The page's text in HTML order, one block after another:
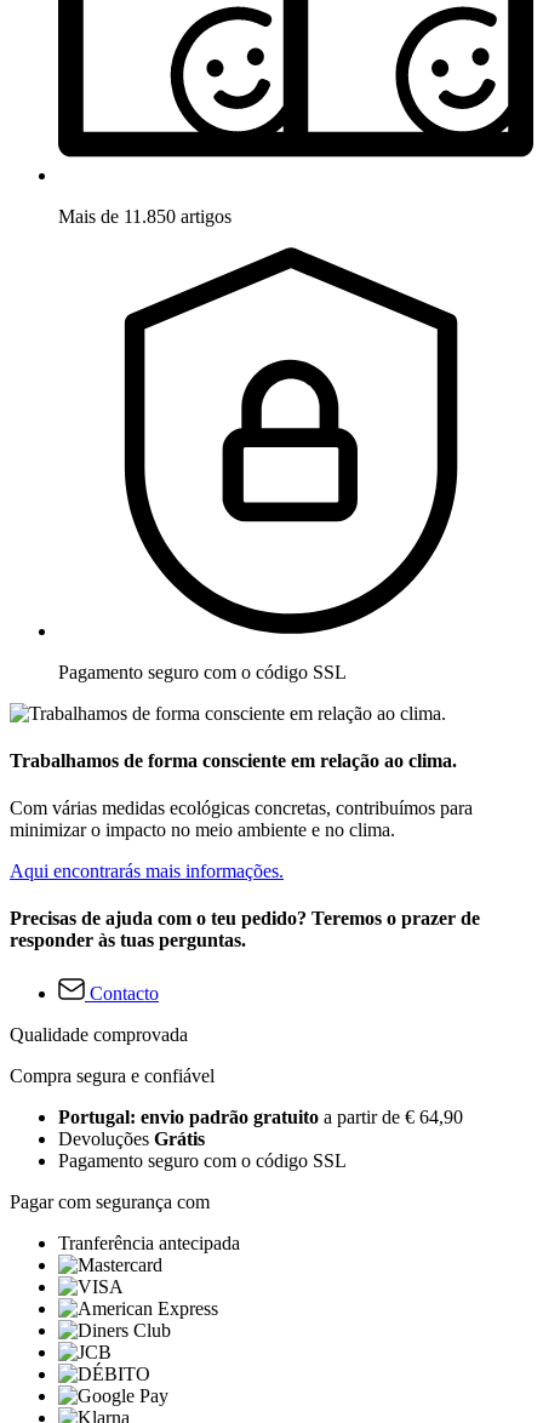
Mais de 11.850 artigos
Pagamento seguro com o código SSL
Trabalhamos de forma consciente em relação ao clima.
Com várias medidas ecológicas concretas, contribuímos para
minimizar o impacto no meio ambiente e no clima.
Aqui encontrarás mais informações.
Precisas de ajuda com o teu pedido? Teremos o prazer de
responder às tuas perguntas.
Contacto
Qualidade comprovada
Compra segura e confiável
Portugal: envio padrão gratuito a partir de € 64,90
Devoluções Grátis
Pagamento seguro com o código SSL
Pagar com segurança com
Tranferência antecipada